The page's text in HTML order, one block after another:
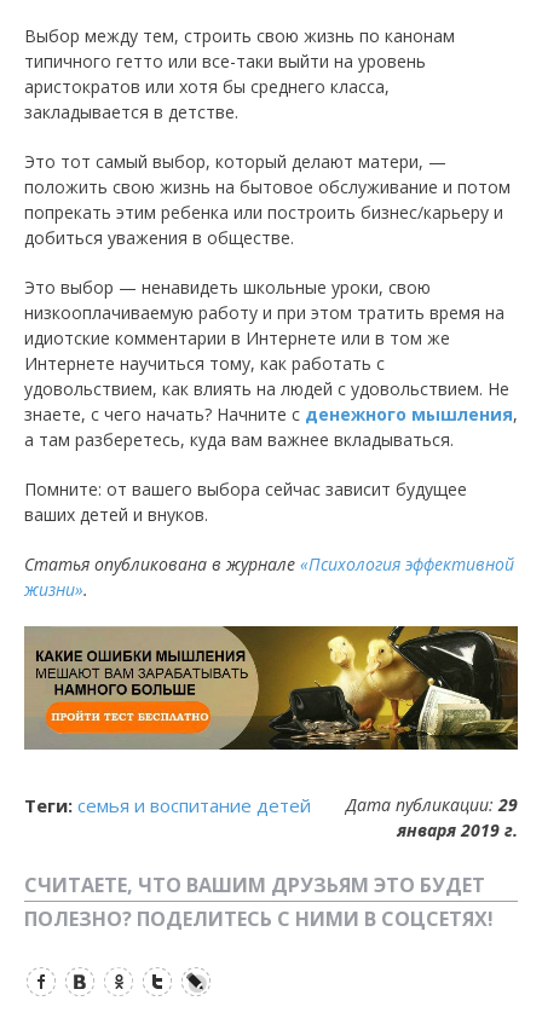
Выбор между тем, строить свою жизнь по канонам
типичного гетто или все-таки выйти на уровень
аристократов или хотя бы среднего класса,
закладывается в детстве.
Это тот самый выбор, который делают матери, —
положить свою жизнь на бытовое обслуживание и потом
попрекать этим ребенка или построить бизнес/карьеру и
добиться уважения в обществе.
Это выбор — ненавидеть школьные уроки, свою
низкооплачиваемую работу и при этом тратить время на
идиотские комментарии в Интернете или в том же
Интернете научиться тому, как работать с
удовольствием, как влиять на людей с удовольствием. Не
знаете, с чего начать? Начните с денежного мышления,
а там разберетесь, куда вам важнее вкладываться.
Помните: от вашего выбора сейчас зависит будущее
ваших детей и внуков.
Статья опубликована в журнале «Психология эффективной
жизни».
Теги: семья и воспитание детей Дата публикации:29
января 2019 г.
СЧИТАЕТЕ, ЧТО ВАШИМ ДРУЗЬЯМ ЭТО БУДЕТ
ПОЛЕЗНО? ПОДЕЛИТЕСЬ С НИМИ В СОЦСЕТЯХ!